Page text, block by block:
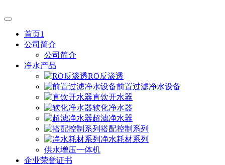
首页1
公司简介
公司简介
净水产品
RO反渗透
前置过滤净水设备
直饮开水器
软化净水器
超滤净水器
搭配控制系列
净水耗材系列
供水增压一体机
企业荣誉证书